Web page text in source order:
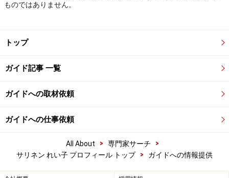
ものではありません。
トップ
ガイド記事 一覧
ガイドへの取材依頼
ガイドへの仕事依頼
All About > 専門家サーチ
>
サリネン れい子 プロフィール トップ
> ガイドへの情報提供